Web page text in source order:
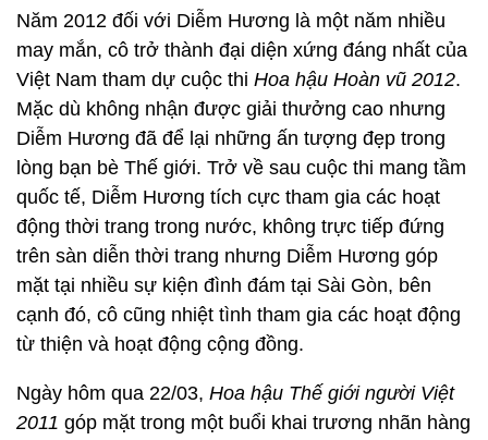
Năm 2012 đối với Diễm Hương là một năm nhiều
may mắn, cô trở thành đại diện xứng đáng nhất của
Việt Nam tham dự cuộc thi Hoa hậu Hoàn vũ 2012.
Mặc dù không nhận được giải thưởng cao nhưng
Diễm Hương đã để lại những ấn tượng đẹp trong
lòng bạn bè Thế giới. Trở về sau cuộc thi mang tầm
quốc tế, Diễm Hương tích cực tham gia các hoạt
động thời trang trong nước, không trực tiếp đứng
trên sàn diễn thời trang nhưng Diễm Hương góp
mặt tại nhiều sự kiện đình đám tại Sài Gòn, bên
cạnh đó, cô cũng nhiệt tình tham gia các hoạt động
từ thiện và hoạt động cộng đồng.
Ngày hôm qua 22/03, Hoa hậu Thế giới người Việt
2011 góp mặt trong một buổi khai trương nhãn hàng